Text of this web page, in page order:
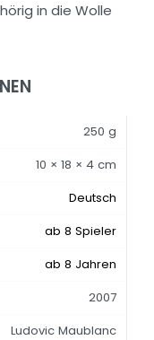
in die Wolle
250 g
10 × 18 × 4 cm
Deutsch
ab 8 Spieler
ab 8 Jahren
2007
Ludovic Maublanc